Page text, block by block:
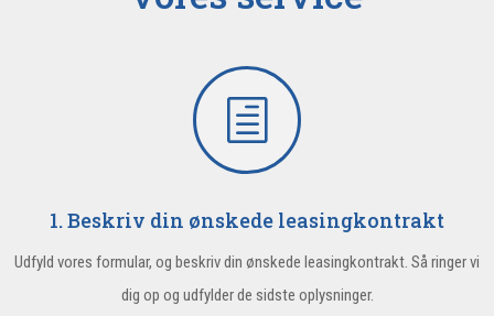
h
1. Beskriv din ønskede leasingkontrakt
Udfyld vores formular, og beskriv din ønskede leasingkontrakt. Så ringer vi
dig op og udfylder de sidste oplysninger.